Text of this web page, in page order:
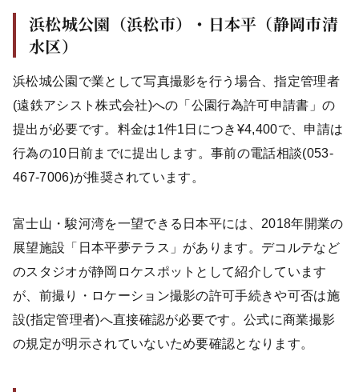
浜松城公園（浜松市）・日本平（静岡市清
水区）
浜松城公園で業として写真撮影を行う場合、指定管理者
(遠鉄アシスト株式会社)への「公園行為許可申請書」の
提出が必要です。料金は1件1日につき¥4,400で、申請は
行為の10日前までに提出します。事前の電話相談(053-
467-7006)が推奨されています。
富士山・駿河湾を一望できる日本平には、2018年開業の
展望施設「日本平夢テラス」があります。デコルテなど
のスタジオが静岡ロケスポットとして紹介しています
が、前撮り・ロケーション撮影の許可手続きや可否は施
設(指定管理者)へ直接確認が必要です。公式に商業撮影
の規定が明示されていないため要確認となります。